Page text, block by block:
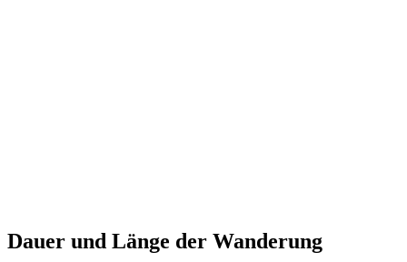
Dauer und Länge der Wanderung